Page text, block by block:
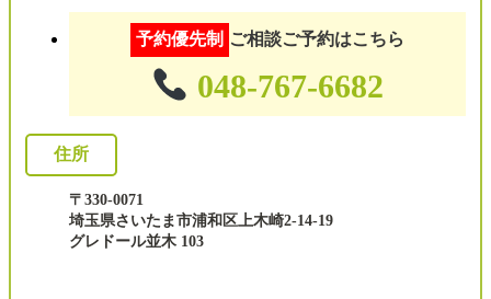
予約優先制 ご相談ご予約はこちら
048-767-6682
住所
〒330-0071
埼玉県さいたま市浦和区上木崎2-14-19
グレドール並木 103